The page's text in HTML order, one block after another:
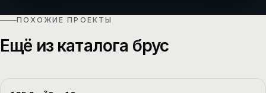
ПОХОЖИЕ ПРОЕКТЫ
Ещё из каталога брус